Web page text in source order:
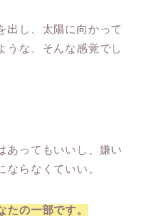
出し、太陽に向かって
うな、そんな感覚でし
あってもいいし、嫌い
ならなくていい。
たの一部です。